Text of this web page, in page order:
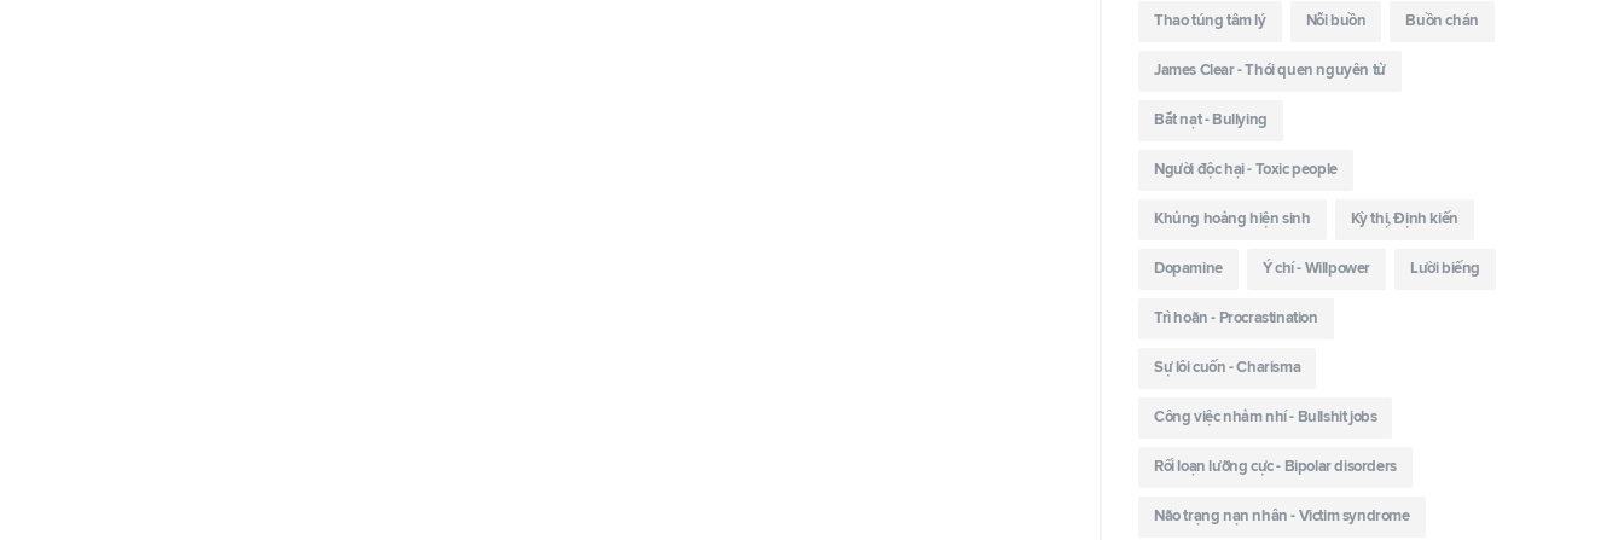
Thao túng tâm lý Nỗi buồn Buồn chán
James Clear - Thói quen nguyên tử
Bắt nạt - Bullying
Người độc hại - Toxic people
Khủng hoảng hiện sinh Kỳ thị, Định kiến
Dopamine Ý chí - Willpower Lười biếng
Trì hoãn - Procrastination
Sự lôi cuốn - Charisma
Công việc nhảm nhí - Bullshit jobs
Rối loạn lưỡng cực - Bipolar disorders
Não trạng nạn nhân - Victim syndrome